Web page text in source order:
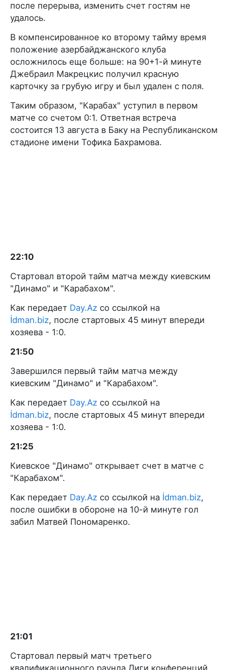
после перерыва, изменить счет гостям не
удалось.
В компенсированное ко второму тайму время
положение азербайджанского клуба
осложнилось еще больше: на 90+1-й минуте
Джебраил Макрецкис получил красную
карточку за грубую игру и был удален с поля.
Таким образом, "Карабах" уступил в первом
матче со счетом 0:1. Ответная встреча
состоится 13 августа в Баку на Республиканском
стадионе имени Тофика Бахрамова.
22:10
Стартовал второй тайм матча между киевским
"Динамо" и "Карабахом".
Как передает Day.Az со ссылкой на
İdman.biz, после стартовых 45 минут впереди
хозяева - 1:0.
21:50
Завершился первый тайм матча между
киевским "Динамо" и "Карабахом".
Как передает Day.Az со ссылкой на
İdman.biz, после стартовых 45 минут впереди
хозяева - 1:0.
21:25
Киевское "Динамо" открывает счет в матче с
"Карабахом".
Как передает Day.Az со ссылкой на İdman.biz,
после ошибки в обороне на 10-й минуте гол
забил Матвей Пономаренко.
21:01
Стартовал первый матч третьего
квалификационного раунда Лиги конференций